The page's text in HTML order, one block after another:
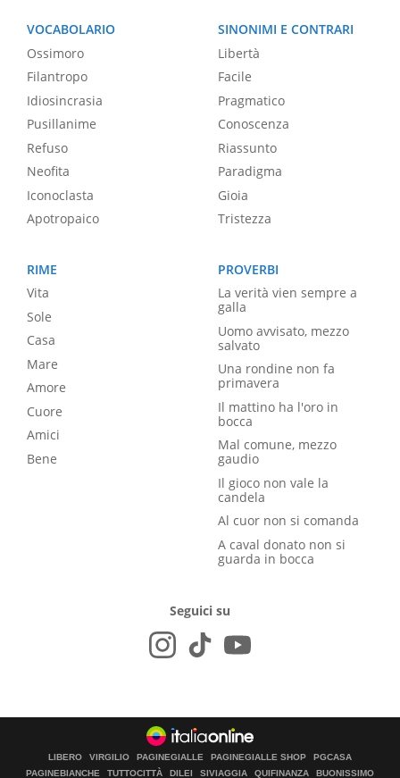
VOCABOLARIO
Ossimoro
Filantropo
Idiosincrasia
Pusillanime
Refuso
Neofita
Iconoclasta
Apotropaico
SINONIMI E CONTRARI
Libertà
Facile
Pragmatico
Conoscenza
Riassunto
Paradigma
Gioia
Tristezza
RIME
Vita
Sole
Casa
Mare
Amore
Cuore
Amici
Bene
PROVERBI
La verità vien sempre a
galla
Uomo avvisato, mezzo
salvato
Una rondine non fa
primavera
Il mattino ha l'oro in
bocca
Mal comune, mezzo
gaudio
Il gioco non vale la
candela
Al cuor non si comanda
A caval donato non si
guarda in bocca
Seguici su
LIBERO VIRGILIO PAGINEGIALLE PAGINEGIALLE SHOP
PGCASA
PAGINEBIANCHE
TUTTOCITTÀ DILEI SIVIAGGIA QUIFINANZA BUONISSIMO